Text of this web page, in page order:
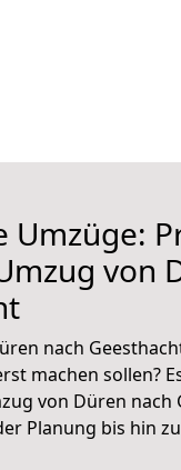
Umzüge:
von
nach
machen sollen?
von Düren nach
Planung bis hin